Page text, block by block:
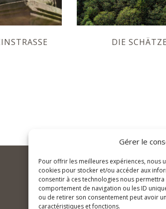
Gérer le
Pour offrir les meilleures expériences, nous
cookies pour stocker et/ou accéder aux
consentir à ces technologies nous
comportement de navigation ou les ID
ou de retirer son consentement peut avoir
caractéristiques et fonctions.
DIE
contact@magnific-
contact@magnific-
contact@magnific-
+33 (0)3 67 47 47 47